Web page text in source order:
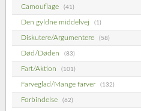
Camouflage (41)
Den gyldne middelvej (1)
Diskutere/Argumentere (58)
Død/Døden (83)
Fart/Aktion (101)
Farveglad/Mange farver (132)
Forbindelse (62)